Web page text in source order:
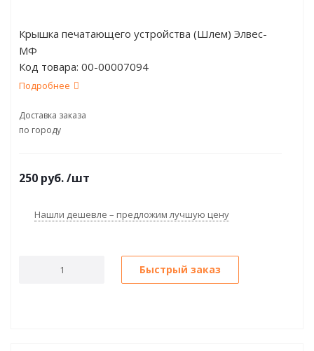
Крышка печатающего устройства (Шлем) Элвес-
МФ
Код товара: 00-00007094
Подробнее
Доставка заказа
по городу
250 руб./шт
Нашли дешевле – предложим лучшую цену
Быстрый заказ